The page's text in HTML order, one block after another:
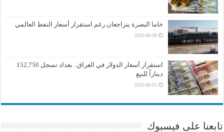
خاما البصرة يتراجعان رغم استقرار أسعار النفط العالمي
2026-08-06
استقرار أسعار الدولار في العراق.. بغداد تسجل 152,750
ديناراً للبيع
2026-08-05
تابعنا على فيسبوك